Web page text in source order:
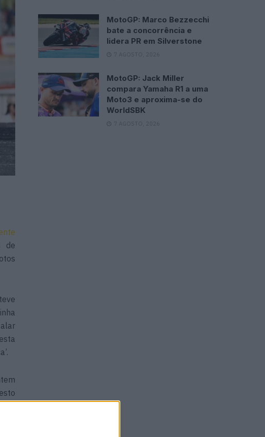
de
MotoGP: Marco Bezzecchi
bate a concorrência e
lidera PR em Silverstone
7 AGOSTO, 2026
MotoGP: Jack Miller
compara Yamaha R1 a uma
Moto3 e aproxima-se do
WorldSBK
7 AGOSTO, 2026